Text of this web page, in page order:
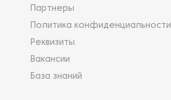
Партнеры
Политика конфиденциальности
Реквизиты
Вакансии
База знаний